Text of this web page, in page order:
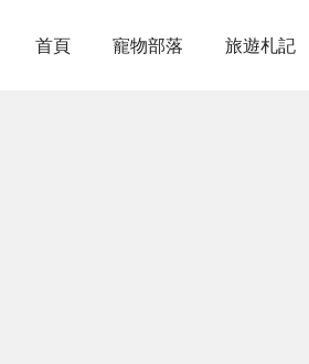
首頁 寵物部落 旅遊札記